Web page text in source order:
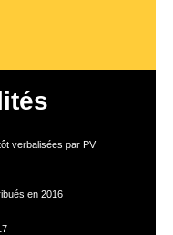
verbalisées par PV
en 2016